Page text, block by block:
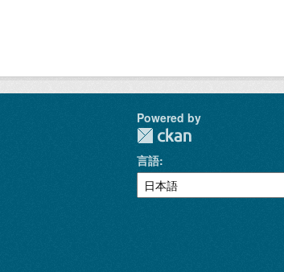
Powered by
言語